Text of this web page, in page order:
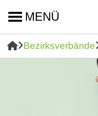
MENÜ
Bezirksverbände